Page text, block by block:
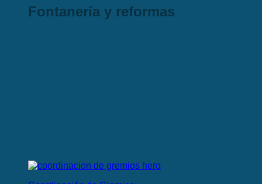
Fontanería y reformas